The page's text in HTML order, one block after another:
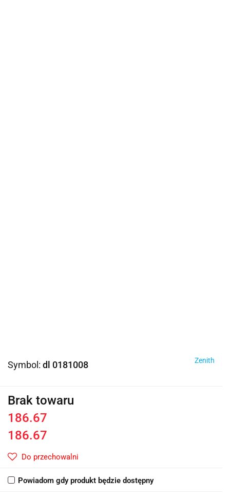
Symbol: dl 0181008 Zenith
Brak towaru
186.67
186.67
Do przechowalni
Powiadom gdy produkt będzie dostępny